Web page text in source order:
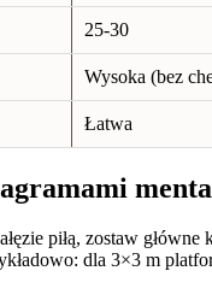
25-30
Wysoka (bez
Łatwa
piłą, zostaw
dla 3×3 m